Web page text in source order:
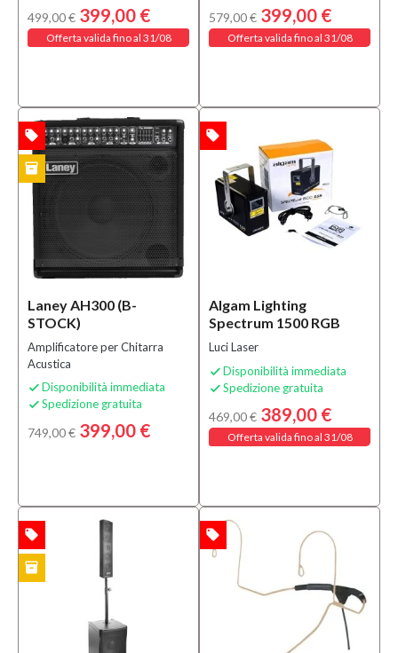
Condizione
(12)
Ex-
demo
(2)
B-
stock
(20)
Prezzo
150,00 €
405,00 €
Solo
prodotti
Si
(141)
Speciali
Bananamusic
499,00 € 399,00 €
Offerta valida fino al 31/08
579,00 € 399,00 €
Offerta valida fino al 31/08
Laney AH300 (B-
STOCK)
Amplificatore per Chitarra
Acustica
 Disponibilità immediata
 Spedizione gratuita
749,00 € 399,00 €
local_offer
inventory
Algam Lighting
Spectrum 1500 RGB
Luci Laser
 Disponibilità immediata
 Spedizione gratuita
469,00 € 389,00 €
Offerta valida fino al 31/08
OFFERTA local_offer
local_offer
inventory
local_offer